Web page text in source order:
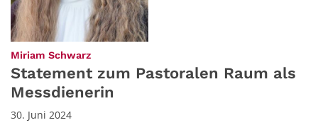
Miriam Schwarz:
Statement zum Pastoralen Raum als
Messdienerin
30. Juni 2024